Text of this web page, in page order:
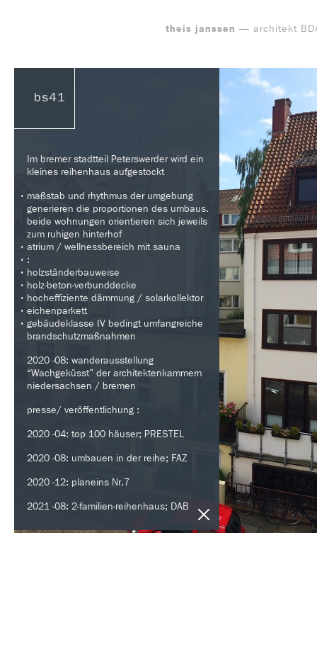
theis janssen — architekt
bs41
Im bremer stadtteil Peterswerder wird ein
kleines reihenhaus aufgestockt
maßstab und rhythmus der umgebung
generieren die proportionen des umbaus.
beide wohnungen orientieren sich jeweils
zum ruhigen hinterhof
atrium / wellnessbereich mit sauna
:
holzständerbauweise
holz-beton-verbunddecke
hocheffiziente dämmung / solarkollektor
eichenparkett
gebäudeklasse IV bedingt umfangreiche
brandschutzmaßnahmen
2020 -08: wanderausstellung
“Wachgeküsst” der architektenkammern
niedersachsen / bremen
presse/ veröffentlichung :
2020 -04: top 100 häuser; PRESTEL
2020 -08: umbauen in der reihe; FAZ
2020 -12: planeins Nr.7
2021 -08: 2-familien-reihenhaus; DAB